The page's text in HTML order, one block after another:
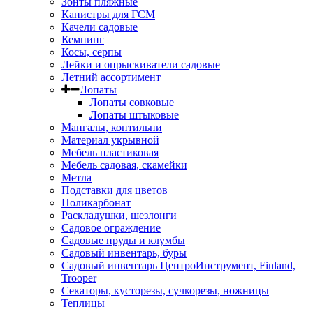
Канистры для ГСМ
Качели садовые
Кемпинг
Косы, серпы
Лейки и опрыскиватели садовые
Летний ассортимент
Лопаты
Лопаты совковые
Лопаты штыковые
Мангалы, коптильни
Материал укрывной
Мебель пластиковая
Мебель садовая, скамейки
Метла
Подставки для цветов
Поликарбонат
Раскладушки, шезлонги
Садовое ограждение
Садовые пруды и клумбы
Садовый инвентарь, буры
Садовый инвентарь ЦентроИнструмент, Finland,
Trooper
Секаторы, кусторезы, сучкорезы, ножницы
Теплицы